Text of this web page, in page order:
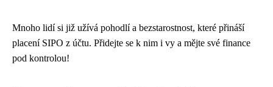
Mnoho lidí si již užívá pohodlí a bezstarostnost, které přináší
placení SIPO z účtu. Přidejte se k nim i vy a mějte své finance
pod kontrolou!